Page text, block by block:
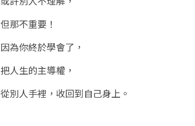
但那不重要！
因為你終於學會了，
把人生的主導權，
從別人手裡，收回到自己身上。